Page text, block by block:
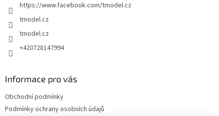
https://www.facebook.com/tmodel.cz
tmodel.cz
tmodel.cz
+420728147994
Informace pro vás
Obchodní podmínky
Podmínky ochrany osobních údajů